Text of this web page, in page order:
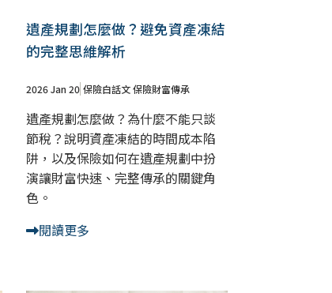
遺產規劃怎麼做？避免資產凍結
的完整思維解析
2026 Jan 20 保險白話文保險財富傳承
遺產規劃怎麼做？為什麼不能只談
節稅？說明資產凍結的時間成本陷
阱，以及保險如何在遺產規劃中扮
演讓財富快速、完整傳承的關鍵角
色。
閱讀更多